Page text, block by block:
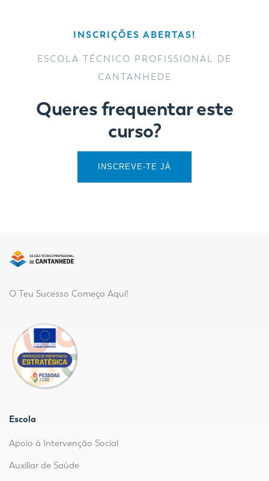
INSCRIÇÕES ABERTAS!
ESCOLA TÉCNICO PROFISSIONAL DE
CANTANHEDE
Queres frequentar este
curso?
INSCREVE-TE JÁ
O Teu Sucesso Começa Aqui!
Escola
Apoio à Intervenção Social
Auxiliar de Saúde